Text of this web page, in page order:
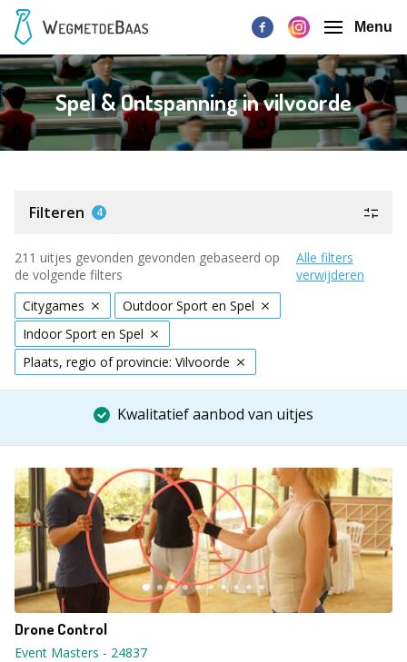
Menu
Spel & Ontspanning in vilvoorde
Filteren 4
211 uitjes gevonden gevonden gebaseerd op
de volgende filters
Alle filters
verwijderen
Citygames
Outdoor Sport en Spel
Indoor Sport en Spel
Plaats, regio of provincie: Vilvoorde
Kwalitatief aanbod van uitjes
Drone Control
Event Masters - 24837